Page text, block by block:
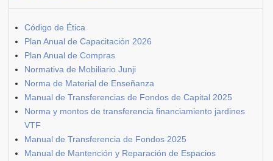
Código de Ética
Plan Anual de Capacitación 2026
Plan Anual de Compras
Normativa de Mobiliario Junji
Norma de Material de Enseñanza
Manual de Transferencias de Fondos de Capital 2025
Norma y montos de transferencia financiamiento jardines
VTF
Manual de Transferencia de Fondos 2025
Manual de Mantención y Reparación de Espacios